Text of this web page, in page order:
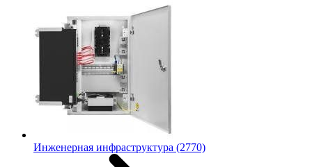
Инженерная инфраструктура (2770)